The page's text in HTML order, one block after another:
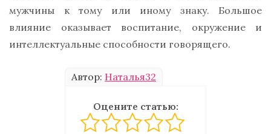
мужчины к тому или иному знаку. Большое
влияние оказывает воспитание, окружение и
интеллектуальные способности говорящего.
Автор: Наталья32
Оцените статью: